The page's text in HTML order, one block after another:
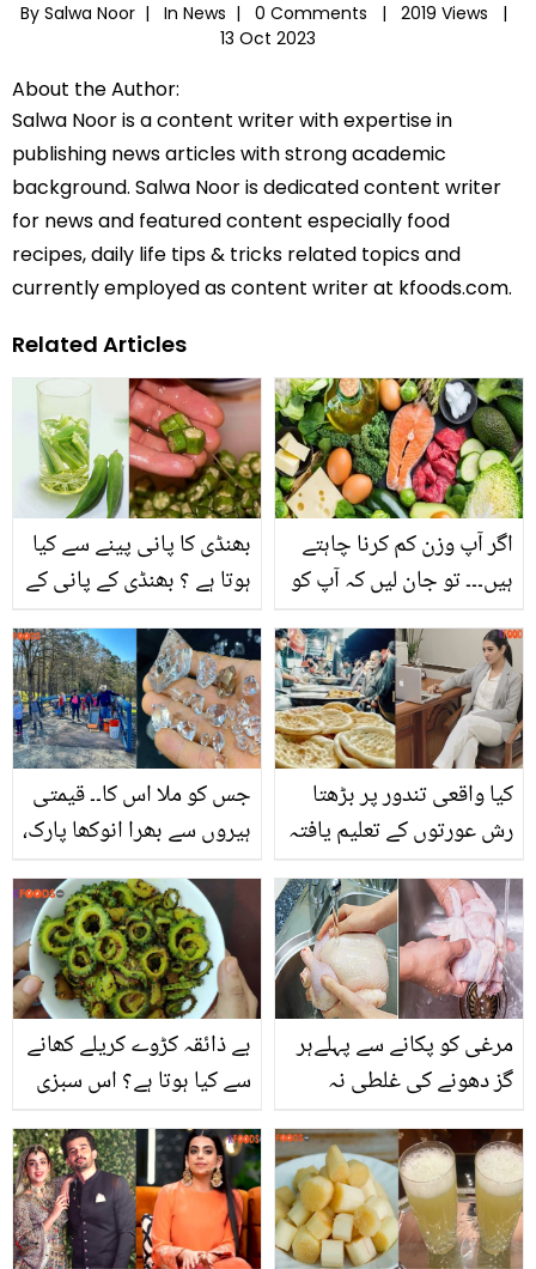
By Salwa Noor | In News | 0 Comments |
2019 Views |
13 Oct 2023
About the Author:
Salwa Noor is a content writer with expertise in
publishing news articles with strong academic
background. Salwa Noor is dedicated content writer
for news and featured content especially food
recipes, daily life tips & tricks related topics and
currently employed as content writer at kfoods.com.
Related Articles
بھنڈی کا پانی پینے سے کیا
ہوتا ہے ؟ بھنڈی کے پانی کے
بتاتے ہیں
اگر آپ وزن کم کرنا چاہتے
ہیں۔۔۔ تو جان لیں کہ آپ کو
استعمال کرنا چاہیے تاکہ آپ
بھی ہو سکیں ایک دم فٹ
اور اسمارٹ
جس کو ملا اس کا۔۔ قیمتی
ہیروں سے بھرا انوکھا پارک،
بن سکتے ہیں! کہاں واقع
ہے؟
کیا واقعی تندور پر بڑھتا
رش عورتوں کے تعلیم یافتہ
صارفین کے تبصروں نے نئے
سوال کھڑے کردیے
بے ذائقہ کڑوے کریلے کھانے
سے کیا ہوتا ہے؟ اس سبزی
آپ بھی بیماریوں سے بچ
سکتے ہیں
مرغی کو پکانے سے پہلےہر
گز دھونے کی غلطی نہ
کچھ ایسی باتیں جو پکانے
سے پہلے آپ بھی جان لیں